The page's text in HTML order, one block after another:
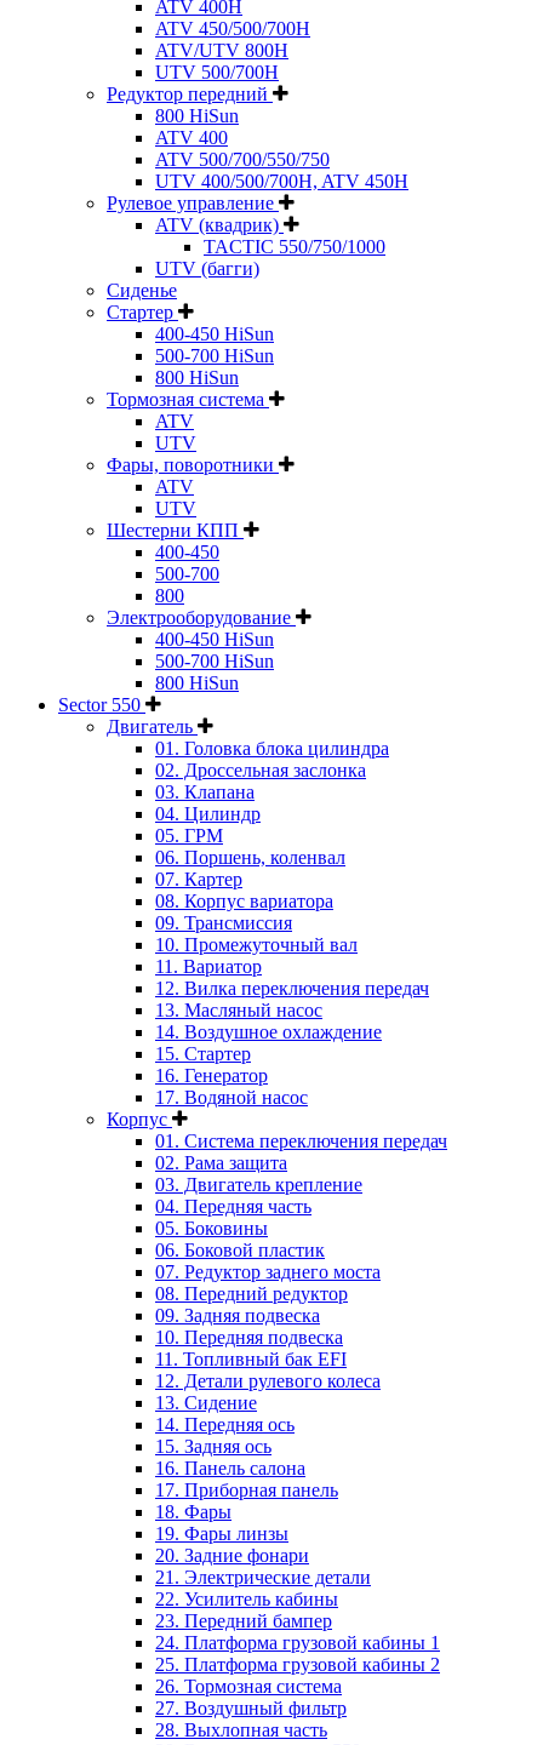
ATV 400H
ATV 450/500/700H
ATV/UTV 800H
UTV 500/700H
Редуктор передний
800 HiSun
ATV 400
ATV 500/700/550/750
UTV 400/500/700H, ATV 450H
Рулевое управление
ATV (квадрик)
TACTIC 550/750/1000
UTV (багги)
Сиденье
Стартер
400-450 HiSun
500-700 HiSun
800 HiSun
Тормозная система
ATV
UTV
Фары, поворотники
ATV
UTV
Шестерни КПП
400-450
500-700
800
Электрооборудование
400-450 HiSun
500-700 HiSun
800 HiSun
Sector 550
Двигатель
01. Головка блока цилиндра
02. Дроссельная заслонка
03. Клапана
04. Цилиндр
05. ГРМ
06. Поршень, коленвал
07. Картер
08. Корпус вариатора
09. Трансмиссия
10. Промежуточный вал
11. Вариатор
12. Вилка переключения передач
13. Масляный насос
14. Воздушное охлаждение
15. Стартер
16. Генератор
17. Водяной насос
Корпус
01. Система переключения передач
02. Рама защита
03. Двигатель крепление
04. Передняя часть
05. Боковины
06. Боковой пластик
07. Редуктор заднего моста
08. Передний редуктор
09. Задняя подвеска
10. Передняя подвеска
11. Топливный бак EFI
12. Детали рулевого колеса
13. Сидение
14. Передняя ось
15. Задняя ось
16. Панель салона
17. Приборная панель
18. Фары
19. Фары линзы
20. Задние фонари
21. Электрические детали
22. Усилитель кабины
23. Передний бампер
24. Платформа грузовой кабины 1
25. Платформа грузовой кабины 2
26. Тормозная система
27. Воздушный фильтр
28. Выхлопная часть